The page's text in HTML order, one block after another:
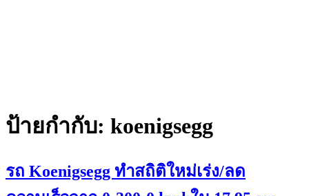
ป้ายกำกับ: koenigsegg
รถ Koenigsegg ทำสถิติใหม่เร่ง/ลด